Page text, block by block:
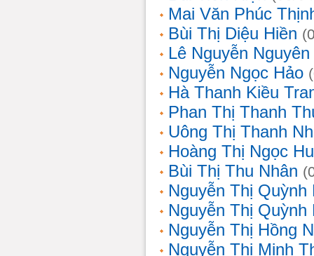
Mai Văn Phúc
Bùi Thị Diệu Hiền
Lê Nguyễn
Nguyễn Ngọc Hảo
Hà Thanh Kiều
Phan Thị Thanh
Uông Thị Thanh
Hoàng Thị Ngọc
Bùi Thị Thu Nhân
Nguyễn Thị Quỳnh
Nguyễn Thị Quỳnh
Nguyễn Thị Hồng
Nguyễn Thị Minh